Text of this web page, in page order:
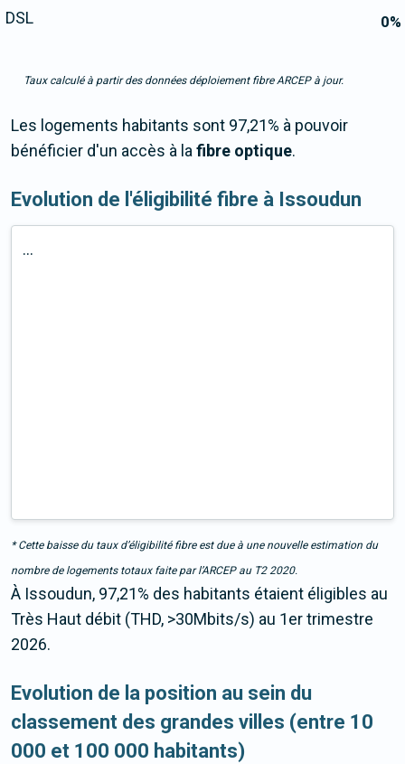
0%
DSL
Taux calculé à partir des données déploiement fibre ARCEP à jour.
Les logements habitants sont 97,21% à pouvoir
bénéficier d'un accès à lafibre optique.
Evolution de l'éligibilité fibre à Issoudun
...
* Cette baisse du taux d’éligibilité fibre est due à une nouvelle estimation du
nombre de logements totaux faite par l’ARCEP au T2 2020.
À Issoudun, 97,21% des habitants étaient éligibles au
Très Haut débit (THD, >30Mbits/s) au 1er trimestre
2026.
Evolution de la position au sein du
classement des grandes villes (entre 10
000 et 100 000 habitants)